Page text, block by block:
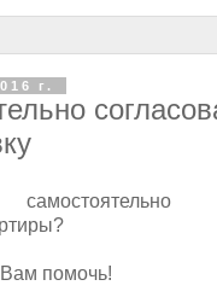
г.
помочь!